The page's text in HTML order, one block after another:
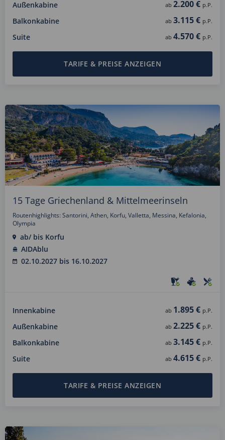
Außenkabine ab 2.200 € p.P.
Balkonkabine ab 3.115 € p.P.
Suite ab 4.570 € p.P.
TARIFE & PREISE ANZEIGEN
15 Tage Griechenland & Mittelmeerinseln
Routenhighlights: Santorini, Athen, Korfu, Valletta, Messina, Kefalonia,
Olympia
ab/ bis Korfu
AIDAblu
02.10.2027 bis 16.10.2027
Innenkabine ab 1.895 € p.P.
Außenkabine ab 2.225 € p.P.
Balkonkabine ab 3.145 € p.P.
Suite ab 4.615 € p.P.
TARIFE & PREISE ANZEIGEN